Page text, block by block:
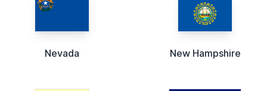
Nevada New Hampshire